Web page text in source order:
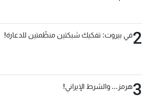
2في بيروت: تفكيك شبكتين منظّمتين للدعارة!
3هرمز... والشرط الإيراني!